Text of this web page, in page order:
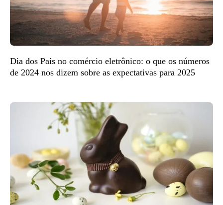
Dia dos Pais no comércio eletrônico: o que os números
de 2024 nos dizem sobre as expectativas para 2025